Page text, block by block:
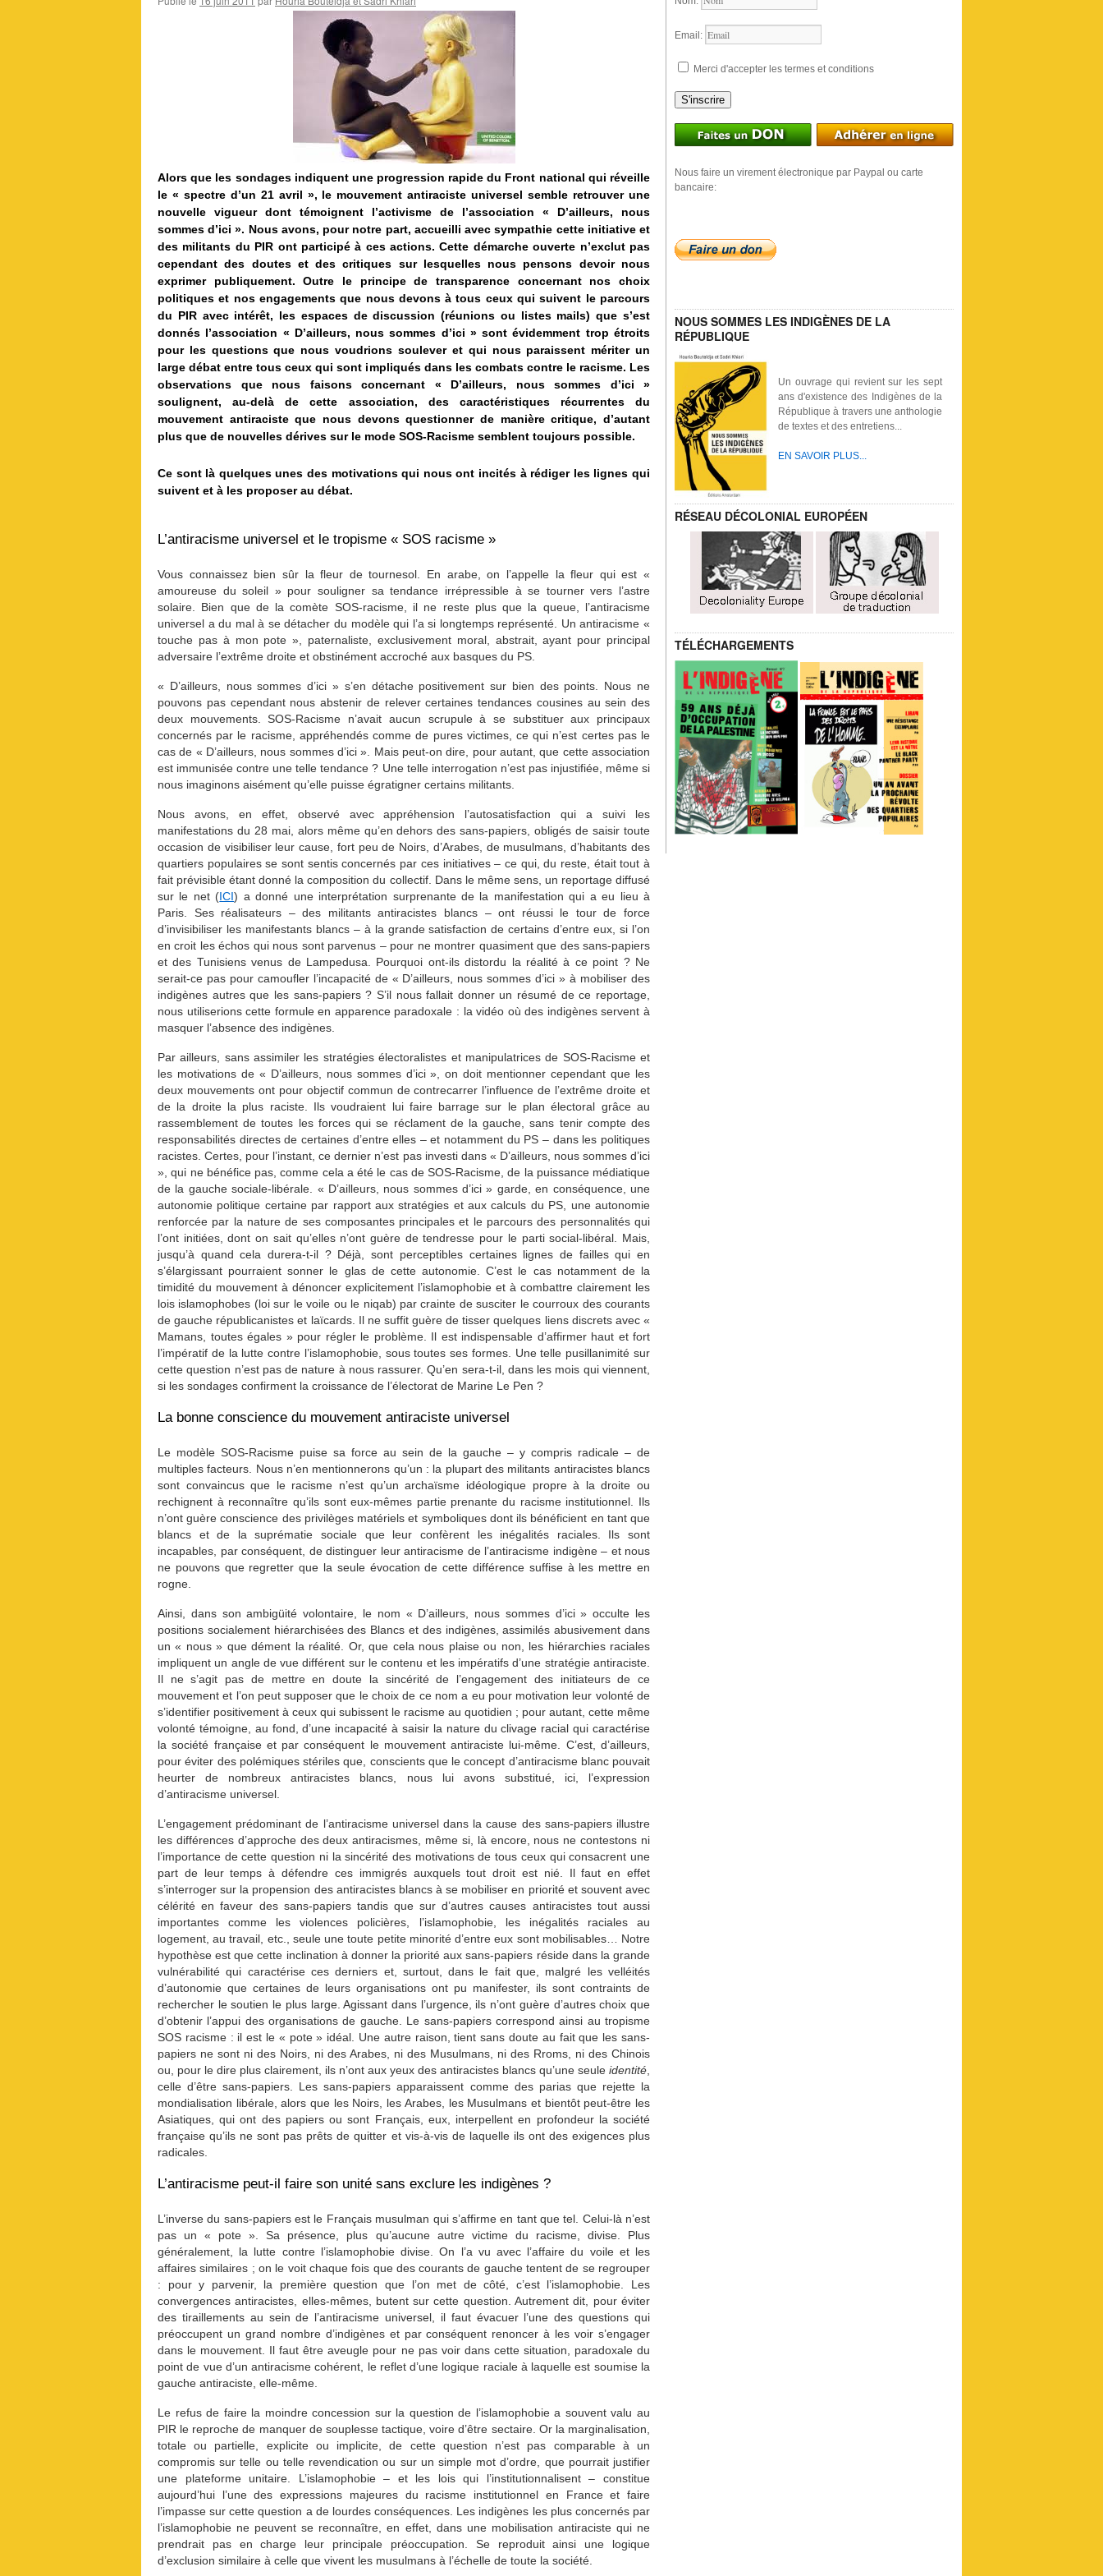
Alors que les sondages indiquent une progression rapide du Front national qui réveille
le « spectre d’un 21 avril », le mouvement antiraciste universel semble retrouver une
nouvelle vigueur dont témoignent l’activisme de l’association « D’ailleurs, nous
sommes d’ici ». Nous avons, pour notre part, accueilli avec sympathie cette initiative et
des militants du PIR ont participé à ces actions. Cette démarche ouverte n’exclut pas
cependant des doutes et des critiques sur lesquelles nous pensons devoir nous
exprimer publiquement. Outre le principe de transparence concernant nos choix
politiques et nos engagements que nous devons à tous ceux qui suivent le parcours
du PIR avec intérêt, les espaces de discussion (réunions ou listes mails) que s’est
donnés l’association « D’ailleurs, nous sommes d’ici » sont évidemment trop étroits
pour les questions que nous voudrions soulever et qui nous paraissent mériter un
large débat entre tous ceux qui sont impliqués dans les combats contre le racisme. Les
observations que nous faisons concernant « D’ailleurs, nous sommes d’ici »
soulignent, au-delà de cette association, des caractéristiques récurrentes du
mouvement antiraciste que nous devons questionner de manière critique, d’autant
plus que de nouvelles dérives sur le mode SOS-Racisme semblent toujours possible.
Ce sont là quelques unes des motivations qui nous ont incités à rédiger les lignes qui
suivent et à les proposer au débat.
L’antiracisme universel et le tropisme « SOS racisme »
Vous connaissez bien sûr la fleur de tournesol. En arabe, on l’appelle la fleur qui est «
amoureuse du soleil » pour souligner sa tendance irrépressible à se tourner vers l’astre
solaire. Bien que de la comète SOS-racisme, il ne reste plus que la queue, l’antiracisme
universel a du mal à se détacher du modèle qui l’a si longtemps représenté. Un antiracisme «
touche pas à mon pote », paternaliste, exclusivement moral, abstrait, ayant pour principal
adversaire l’extrême droite et obstinément accroché aux basques du PS.
« D’ailleurs, nous sommes d’ici » s’en détache positivement sur bien des points. Nous ne
pouvons pas cependant nous abstenir de relever certaines tendances cousines au sein des
deux mouvements. SOS-Racisme n’avait aucun scrupule à se substituer aux principaux
concernés par le racisme, appréhendés comme de pures victimes, ce qui n’est certes pas le
cas de « D’ailleurs, nous sommes d’ici ». Mais peut-on dire, pour autant, que cette association
est immunisée contre une telle tendance ? Une telle interrogation n’est pas injustifiée, même si
nous imaginons aisément qu’elle puisse égratigner certains militants.
Nous avons, en effet, observé avec appréhension l’autosatisfaction qui a suivi les
manifestations du 28 mai, alors même qu’en dehors des sans-papiers, obligés de saisir toute
occasion de visibiliser leur cause, fort peu de Noirs, d’Arabes, de musulmans, d’habitants des
quartiers populaires se sont sentis concernés par ces initiatives – ce qui, du reste, était tout à
fait prévisible étant donné la composition du collectif. Dans le même sens, un reportage diffusé
sur le net (ICI) a donné une interprétation surprenante de la manifestation qui a eu lieu à
Paris. Ses réalisateurs – des militants antiracistes blancs – ont réussi le tour de force
d’invisibiliser les manifestants blancs – à la grande satisfaction de certains d’entre eux, si l’on
en croit les échos qui nous sont parvenus – pour ne montrer quasiment que des sans-papiers
et des Tunisiens venus de Lampedusa. Pourquoi ont-ils distordu la réalité à ce point ? Ne
serait-ce pas pour camoufler l’incapacité de « D’ailleurs, nous sommes d’ici » à mobiliser des
indigènes autres que les sans-papiers ? S’il nous fallait donner un résumé de ce reportage,
nous utiliserions cette formule en apparence paradoxale : la vidéo où des indigènes servent à
masquer l’absence des indigènes.
Par ailleurs, sans assimiler les stratégies électoralistes et manipulatrices de SOS-Racisme et
les motivations de « D’ailleurs, nous sommes d’ici », on doit mentionner cependant que les
deux mouvements ont pour objectif commun de contrecarrer l’influence de l’extrême droite et
de la droite la plus raciste. Ils voudraient lui faire barrage sur le plan électoral grâce au
rassemblement de toutes les forces qui se réclament de la gauche, sans tenir compte des
responsabilités directes de certaines d’entre elles – et notamment du PS – dans les politiques
racistes. Certes, pour l’instant, ce dernier n’est pas investi dans « D’ailleurs, nous sommes d’ici
», qui ne bénéfice pas, comme cela a été le cas de SOS-Racisme, de la puissance médiatique
de la gauche sociale-libérale. « D’ailleurs, nous sommes d’ici » garde, en conséquence, une
autonomie politique certaine par rapport aux stratégies et aux calculs du PS, une autonomie
renforcée par la nature de ses composantes principales et le parcours des personnalités qui
l’ont initiées, dont on sait qu’elles n’ont guère de tendresse pour le parti social-libéral. Mais,
jusqu’à quand cela durera-t-il ? Déjà, sont perceptibles certaines lignes de failles qui en
s’élargissant pourraient sonner le glas de cette autonomie. C’est le cas notamment de la
timidité du mouvement à dénoncer explicitement l’islamophobie et à combattre clairement les
lois islamophobes (loi sur le voile ou le niqab) par crainte de susciter le courroux des courants
de gauche républicanistes et laïcards. Il ne suffit guère de tisser quelques liens discrets avec «
Mamans, toutes égales » pour régler le problème. Il est indispensable d’affirmer haut et fort
l’impératif de la lutte contre l’islamophobie, sous toutes ses formes. Une telle pusillanimité sur
cette question n’est pas de nature à nous rassurer. Qu’en sera-t-il, dans les mois qui viennent,
si les sondages confirment la croissance de l’électorat de Marine Le Pen ?
La bonne conscience du mouvement antiraciste universel
Le modèle SOS-Racisme puise sa force au sein de la gauche – y compris radicale – de
multiples facteurs. Nous n’en mentionnerons qu’un : la plupart des militants antiracistes blancs
sont convaincus que le racisme n’est qu’un archaïsme idéologique propre à la droite ou
rechignent à reconnaître qu’ils sont eux-mêmes partie prenante du racisme institutionnel. Ils
n’ont guère conscience des privilèges matériels et symboliques dont ils bénéficient en tant que
blancs et de la suprématie sociale que leur confèrent les inégalités raciales. Ils sont
incapables, par conséquent, de distinguer leur antiracisme de l’antiracisme indigène – et nous
ne pouvons que regretter que la seule évocation de cette différence suffise à les mettre en
rogne.
Ainsi, dans son ambigüité volontaire, le nom « D’ailleurs, nous sommes d’ici » occulte les
positions socialement hiérarchisées des Blancs et des indigènes, assimilés abusivement dans
un « nous » que dément la réalité. Or, que cela nous plaise ou non, les hiérarchies raciales
impliquent un angle de vue différent sur le contenu et les impératifs d’une stratégie antiraciste.
Il ne s’agit pas de mettre en doute la sincérité de l’engagement des initiateurs de ce
mouvement et l’on peut supposer que le choix de ce nom a eu pour motivation leur volonté de
s’identifier positivement à ceux qui subissent le racisme au quotidien ; pour autant, cette même
volonté témoigne, au fond, d’une incapacité à saisir la nature du clivage racial qui caractérise
la société française et par conséquent le mouvement antiraciste lui-même. C’est, d’ailleurs,
pour éviter des polémiques stériles que, conscients que le concept d’antiracisme blanc pouvait
heurter de nombreux antiracistes blancs, nous lui avons substitué, ici, l’expression
d’antiracisme universel.
L’engagement prédominant de l’antiracisme universel dans la cause des sans-papiers illustre
les différences d’approche des deux antiracismes, même si, là encore, nous ne contestons ni
l’importance de cette question ni la sincérité des motivations de tous ceux qui consacrent une
part de leur temps à défendre ces immigrés auxquels tout droit est nié. Il faut en effet
s’interroger sur la propension des antiracistes blancs à se mobiliser en priorité et souvent avec
célérité en faveur des sans-papiers tandis que sur d’autres causes antiracistes tout aussi
importantes comme les violences policières, l’islamophobie, les inégalités raciales au
logement, au travail, etc., seule une toute petite minorité d’entre eux sont mobilisables… Notre
hypothèse est que cette inclination à donner la priorité aux sans-papiers réside dans la grande
vulnérabilité qui caractérise ces derniers et, surtout, dans le fait que, malgré les velléités
d’autonomie que certaines de leurs organisations ont pu manifester, ils sont contraints de
rechercher le soutien le plus large. Agissant dans l’urgence, ils n’ont guère d’autres choix que
d’obtenir l’appui des organisations de gauche. Le sans-papiers correspond ainsi au tropisme
SOS racisme : il est le « pote » idéal. Une autre raison, tient sans doute au fait que les sans-
papiers ne sont ni des Noirs, ni des Arabes, ni des Musulmans, ni des Rroms, ni des Chinois
ou, pour le dire plus clairement, ils n’ont aux yeux des antiracistes blancs qu’une seule identité
celle d’être sans-papiers. Les sans-papiers apparaissent comme des parias que rejette la
mondialisation libérale, alors que les Noirs, les Arabes, les Musulmans et bientôt peut-être les
Asiatiques, qui ont des papiers ou sont Français, eux, interpellent en profondeur la société
française qu’ils ne sont pas prêts de quitter et vis-à-vis de laquelle ils ont des exigences plus
radicales.
L’antiracisme peut-il faire son unité sans exclure les indigènes ?
L’inverse du sans-papiers est le Français musulman qui s’affirme en tant que tel. Celui-là n’est
pas un « pote ». Sa présence, plus qu’aucune autre victime du racisme, divise. Plus
généralement, la lutte contre l’islamophobie divise. On l’a vu avec l’affaire du voile et les
affaires similaires ; on le voit chaque fois que des courants de gauche tentent de se regrouper
: pour y parvenir, la première question que l’on met de côté, c’est l’islamophobie. Les
convergences antiracistes, elles-mêmes, butent sur cette question. Autrement dit, pour éviter
des tiraillements au sein de l’antiracisme universel, il faut évacuer l’une des questions qui
préoccupent un grand nombre d’indigènes et par conséquent renoncer à les voir s’engager
dans le mouvement. Il faut être aveugle pour ne pas voir dans cette situation, paradoxale du
point de vue d’un antiracisme cohérent, le reflet d’une logique raciale à laquelle est soumise la
gauche antiraciste, elle-même.
Le refus de faire la moindre concession sur la question de l’islamophobie a souvent valu au
PIR le reproche de manquer de souplesse tactique, voire d’être sectaire. Or la marginalisation,
totale ou partielle, explicite ou implicite, de cette question n’est pas comparable à un
compromis sur telle ou telle revendication ou sur un simple mot d’ordre, que pourrait justifier
une plateforme unitaire. L’islamophobie – et les lois qui l’institutionnalisent – constitue
aujourd’hui l’une des expressions majeures du racisme institutionnel en France et faire
l’impasse sur cette question a de lourdes conséquences. Les indigènes les plus concernés par
l’islamophobie ne peuvent se reconnaître, en effet, dans une mobilisation antiraciste qui ne
prendrait pas en charge leur principale préoccupation. Se reproduit ainsi une logique
d’exclusion similaire à celle que vivent les musulmans à l’échelle de toute la société.
Email:
Merci d'accepter les termes et conditions
S'inscrire
Nous faire un virement électronique par Paypal ou carte
bancaire:
NOUS SOMMES LES INDIGÈNES DE LA
RÉPUBLIQUE
Un ouvrage qui revient sur les sept
ans d'existence des Indigènes de la
République à travers une anthologie
de textes et des entretiens...
EN SAVOIR PLUS...
RÉSEAU DÉCOLONIAL EUROPÉEN
TÉLÉCHARGEMENTS